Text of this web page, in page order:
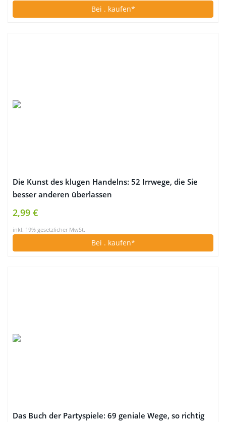
Bei . kaufen*
Die Kunst des klugen Handelns: 52 Irrwege, die Sie
besser anderen überlassen
2,99 €
inkl. 19% gesetzlicher MwSt.
Bei . kaufen*
Das Buch der Partyspiele: 69 geniale Wege, so richtig